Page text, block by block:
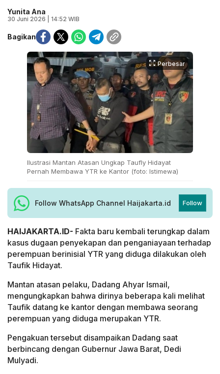
Yunita Ana
30 Juni 2026 | 14:52 WIB
Bagikan
Perbesar
Ilustrasi Mantan Atasan Ungkap Taufly Hidayat
Pernah Membawa YTR ke Kantor (foto: Istimewa)
Follow WhatsApp Channel Haijakarta.id Follow
HAIJAKARTA.ID- Fakta baru kembali terungkap dalam
kasus dugaan penyekapan dan penganiayaan terhadap
perempuan berinisial YTR yang diduga dilakukan oleh
Taufik Hidayat.
Mantan atasan pelaku, Dadang Ahyar Ismail,
mengungkapkan bahwa dirinya beberapa kali melihat
Taufik datang ke kantor dengan membawa seorang
perempuan yang diduga merupakan YTR.
Pengakuan tersebut disampaikan Dadang saat
berbincang dengan Gubernur Jawa Barat, Dedi
Mulyadi.